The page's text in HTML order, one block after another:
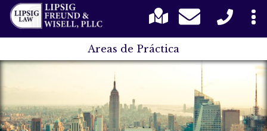
Areas de Práctica